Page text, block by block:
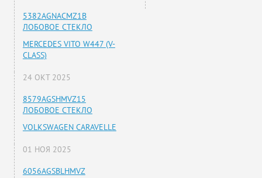
5382AGNACMZ1B
ЛОБОВОЕ СТЕКЛО
MERCEDES VITO W447 (V-
CLASS)
24 ОКТ 2025
8579AGSHMVZ15
ЛОБОВОЕ СТЕКЛО
VOLKSWAGEN CARAVELLE
01 НОЯ 2025
6056AGSBLHMVZ